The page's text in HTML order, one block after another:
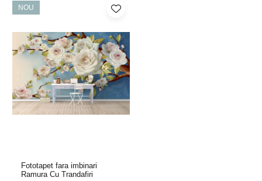
NOU
Fototapet fara imbinari
Ramura Cu Trandafiri